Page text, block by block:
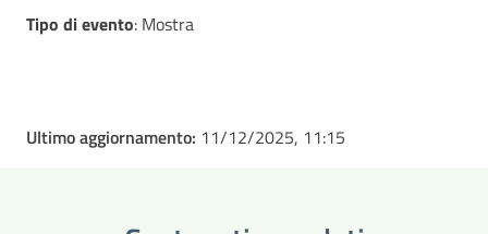
Tipo di evento: Mostra
Ultimo aggiornamento: 11/12/2025, 11:15